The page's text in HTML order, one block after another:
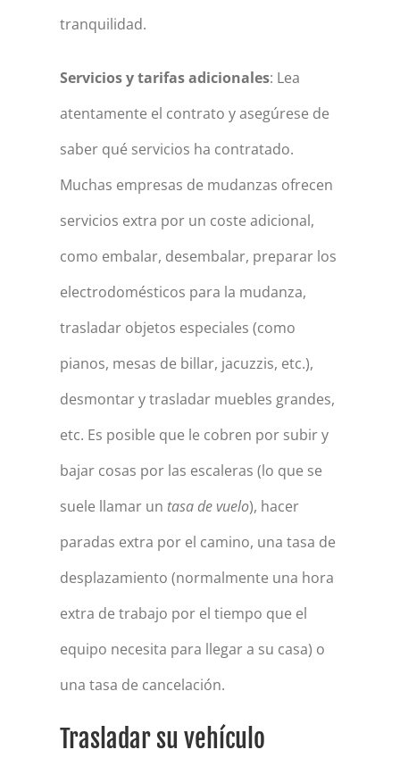
tranquilidad.
Servicios y tarifas adicionales: Lea
atentamente el contrato y asegúrese de
saber qué servicios ha contratado.
Muchas empresas de mudanzas ofrecen
servicios extra por un coste adicional,
como embalar, desembalar, preparar los
electrodomésticos para la mudanza,
trasladar objetos especiales (como
pianos, mesas de billar, jacuzzis, etc.),
desmontar y trasladar muebles grandes,
etc. Es posible que le cobren por subir y
bajar cosas por las escaleras (lo que se
suele llamar un tasa de vuelo), hacer
paradas extra por el camino, una tasa de
desplazamiento (normalmente una hora
extra de trabajo por el tiempo que el
equipo necesita para llegar a su casa) o
una tasa de cancelación.
Trasladar su vehículo